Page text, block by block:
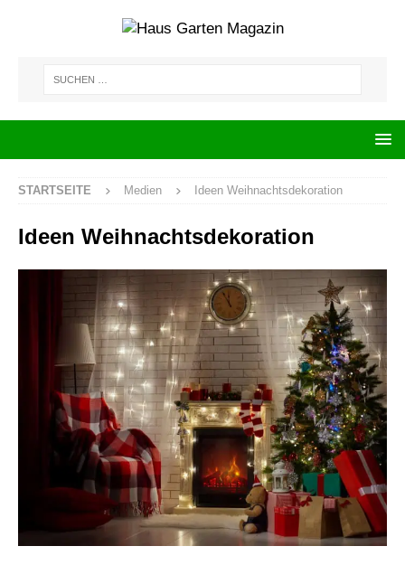
STARTSEITE Medien Ideen Weihnachtsdekoration
Ideen Weihnachtsdekoration